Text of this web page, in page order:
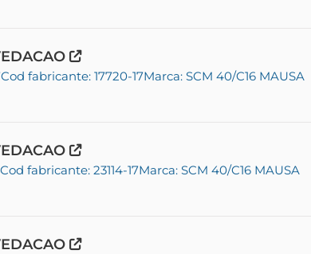
Cod fabricante: 17720-17Marca: SCM 40/C16 MAUSA
Cod fabricante: 23114-17Marca: SCM 40/C16 MAUSA